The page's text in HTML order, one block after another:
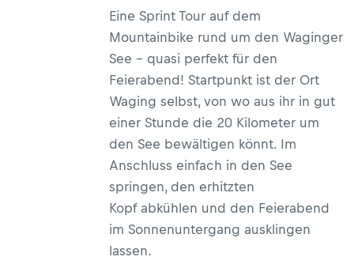
Eine Sprint Tour auf dem
Mountainbike rund um den Waginger
See – quasi perfekt für den
Feierabend! Startpunkt ist der Ort
Waging selbst, von wo aus ihr in gut
einer Stunde die 20 Kilometer um
den See bewältigen könnt. Im
Anschluss einfach in den See
springen, den erhitzten
Kopf abkühlen und den Feierabend
im Sonnenuntergang ausklingen
lassen.